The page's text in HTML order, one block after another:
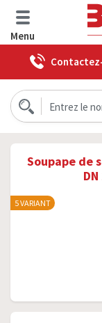
Menu
Soupape de
5 VARIANT